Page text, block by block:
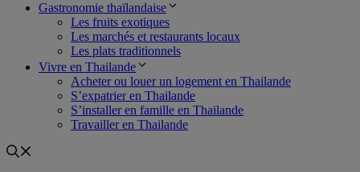
Gastronomie thaïlandaise
Les fruits exotiques
Les marchés et restaurants locaux
Les plats traditionnels
Vivre en Thailande
Acheter ou louer un logement en Thailande
S’expatrier en Thailande
S’installer en famille en Thailande
Travailler en Thailande